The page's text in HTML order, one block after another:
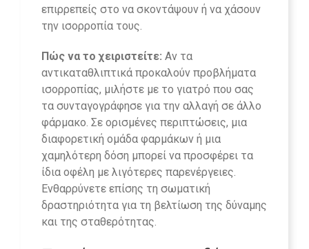
επιρρεπείς στο να σκοντάψουν ή να χάσουν
την ισορροπία τους.
Πώς να το χειριστείτε: Αν τα
αντικαταθλιπτικά προκαλούν προβλήματα
ισορροπίας, μιλήστε με το γιατρό που σας
τα συνταγογράφησε για την αλλαγή σε άλλο
φάρμακο. Σε ορισμένες περιπτώσεις, μια
διαφορετική ομάδα φαρμάκων ή μια
χαμηλότερη δόση μπορεί να προσφέρει τα
ίδια οφέλη με λιγότερες παρενέργειες.
Ενθαρρύνετε επίσης τη σωματική
δραστηριότητα για τη βελτίωση της δύναμης
και της σταθερότητας.